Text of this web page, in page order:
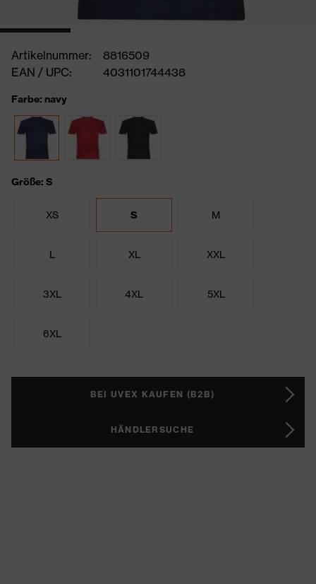
Artikelnummer:
8816509
EAN / UPC:
4031101744438
Farbe: navy
Größe: S
XS S M
L XL XXL
3XL 4XL 5XL
6XL
BEI UVEX KAUFEN (B2B)
HÄNDLERSUCHE